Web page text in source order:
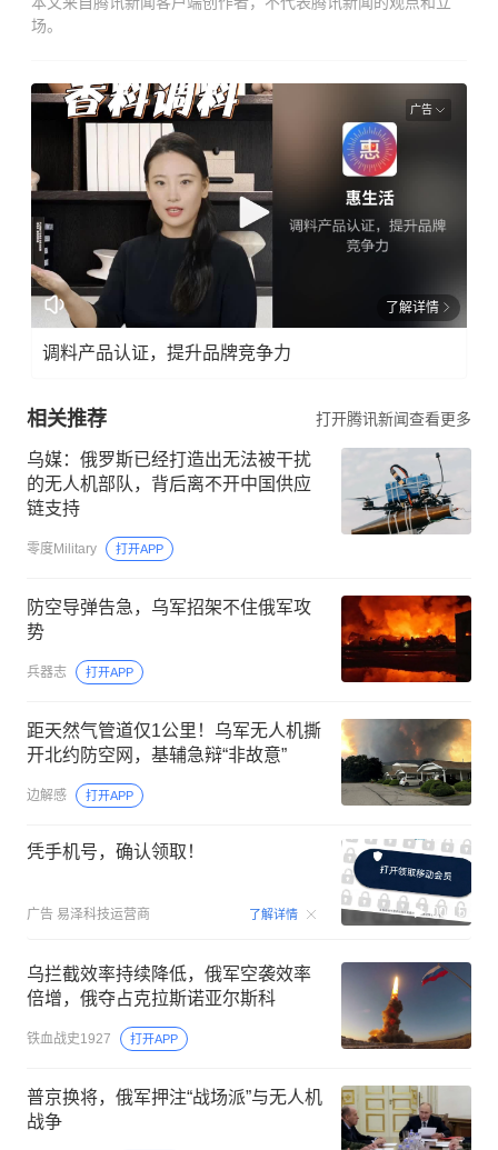
场。
广告
了解详情
调料产品认证，提升品牌竞争力
相关推荐 打开腾讯新闻查看更多
乌媒：俄罗斯已经打造出无法被干扰
的无人机部队，背后离不开中国供应
链支持
零度Military 打开APP
防空导弹告急，乌军招架不住俄军攻
势
兵器志 打开APP
距天然气管道仅1公里！乌军无人机撕
开北约防空网，基辅急辩“非故意”
边解感 打开APP
凭手机号，确认领取！
广告 易泽科技运营商 了解详情 00:15
乌拦截效率持续降低，俄军空袭效率
倍增，俄夺占克拉斯诺亚尔斯科
铁血战史1927 打开APP
普京换将，俄军押注“战场派”与无人机
战争